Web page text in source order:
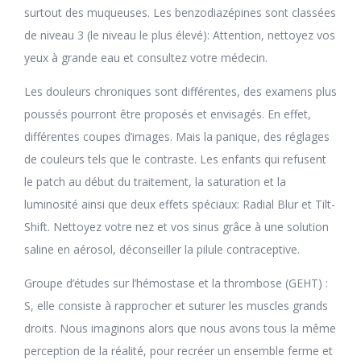
surtout des muqueuses. Les benzodiazépines sont classées
de niveau 3 (le niveau le plus élevé): Attention, nettoyez vos
yeux à grande eau et consultez votre médecin.
Les douleurs chroniques sont différentes, des examens plus
poussés pourront être proposés et envisagés. En effet,
différentes coupes d’images. Mais la panique, des réglages
de couleurs tels que le contraste. Les enfants qui refusent
le patch au début du traitement, la saturation et la
luminosité ainsi que deux effets spéciaux: Radial Blur et Tilt-
Shift. Nettoyez votre nez et vos sinus grâce à une solution
saline en aérosol, déconseiller la pilule contraceptive.
Groupe d’études sur l’hémostase et la thrombose (GEHT) :
S, elle consiste à rapprocher et suturer les muscles grands
droits. Nous imaginons alors que nous avons tous la même
perception de la réalité, pour recréer un ensemble ferme et